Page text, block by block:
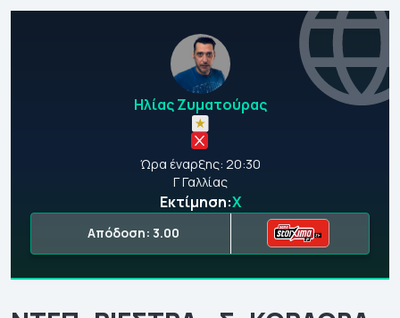
Ηλίας Ζυματούρας
Ώρα έναρξης: 20:30
Γ Γαλλίας
Εκτίμηση:Χ
Απόδοση: 3.00